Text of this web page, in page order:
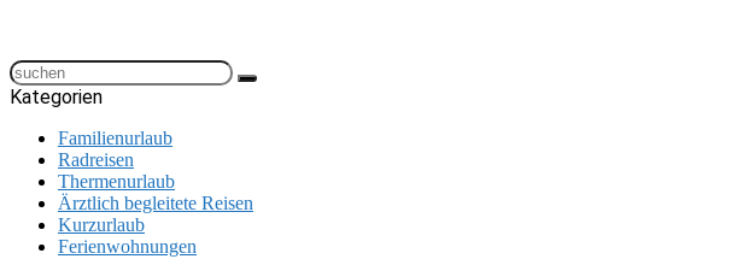
Kategorien
Familienurlaub
Radreisen
Thermenurlaub
Ärztlich begleitete Reisen
Kurzurlaub
Ferienwohnungen